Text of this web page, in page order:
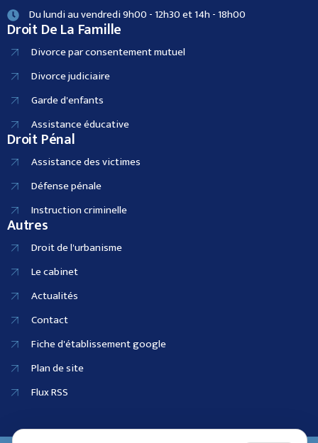
Du lundi au vendredi 9h00 - 12h30 et 14h - 18h00
Droit De La Famille
Divorce par consentement mutuel
Divorce judiciaire
Garde d'enfants
Assistance éducative
Droit Pénal
Assistance des victimes
Défense pénale
Instruction criminelle
Autres
Droit de l'urbanisme
Le cabinet
Actualités
Contact
Fiche d'établissement google
Plan de site
Flux RSS